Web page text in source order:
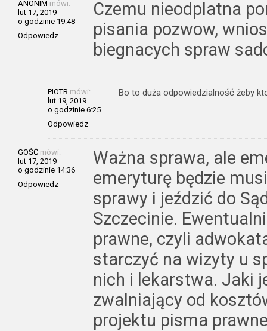
ANONIM mówi:
lut 17, 2019
o godzinie 19:48
Odpowiedz
Czemu nieodplatna
pisania pozwow,
biegnacych spraw
PIOTR mówi:
lut 19, 2019
o godzinie 6:25
Odpowiedz
Bo to duża odpowiedzialność żeby
GOŚĆ mówi:
lut 17, 2019
o godzinie 14:36
Odpowiedz
Ważna sprawa, ale
emeryturę będzie
sprawy i jeździć do
Szczecinie.
prawne, czyli
starczyć na wizyty u
nich i lekarstwa. Jaki
zwalniający od
projektu pisma